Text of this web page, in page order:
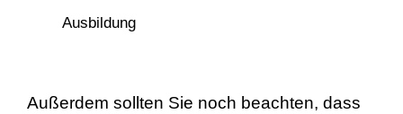
Ausbildung
Außerdem sollten Sie noch beachten, dass